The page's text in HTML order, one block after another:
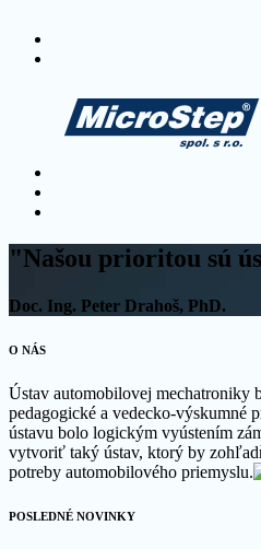
"Našou prioritou sú
Doc. Ing. Peter Drahoš, PhD.
O NÁS
Ústav automobilovej mechatroniky
pedagogické a vedecko-výskumné
ústavu bolo logickým vyústením
vytvoriť taký ústav, ktorý by
potreby automobilového priemyslu.
POSLEDNÉ NOVINKY